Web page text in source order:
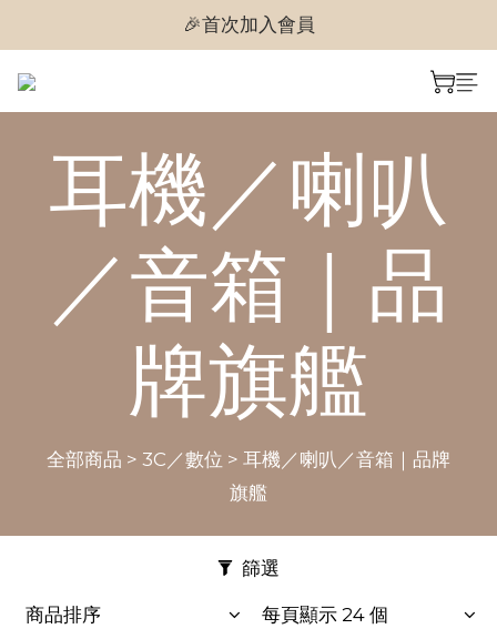
🎉首次加入會員
🎉首次加入會員
耳機／喇叭
／音箱｜品
牌旗艦
全部商品 > 3C／數位 > 耳機／喇叭／音箱｜品牌
旗艦
篩選
商品排序 每頁顯示 24 個